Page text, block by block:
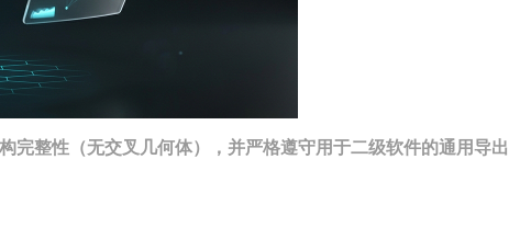
整性（无交叉几何体），并严格遵守用于二级软件的通用导出